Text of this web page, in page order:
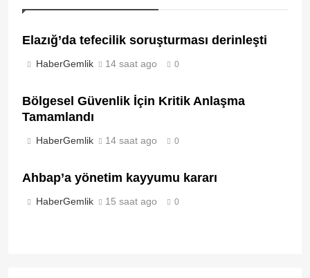
Elazığ’da tefecilik soruşturması derinleşti
HaberGemlik 14 saat ago 0
Bölgesel Güvenlik İçin Kritik Anlaşma
Tamamlandı
HaberGemlik 14 saat ago 0
Ahbap’a yönetim kayyumu kararı
HaberGemlik 15 saat ago 0